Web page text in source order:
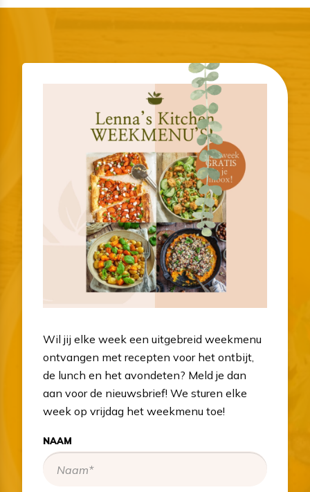
Wil jij elke week een uitgebreid weekmenu
ontvangen met recepten voor het ontbijt,
de lunch en het avondeten? Meld je dan
aan voor de nieuwsbrief! We sturen elke
week op vrijdag het weekmenu toe!
NAAM